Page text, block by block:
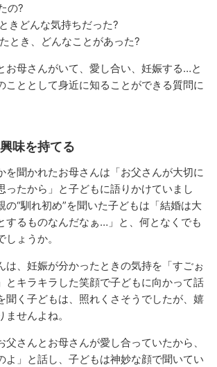
の?
きどんな気持ちだった?
とき、どんなことがあった?
お母さんがいて、愛し合い、妊娠する…と
こととして身近に知ることができる質問に
味を持てる
を聞かれたお母さんは「お父さんが大切に
ったから」と子どもに語りかけていまし
の“馴れ初め”を聞いた子どもは「結婚は大
するものなんだなぁ…」と、何となくでも
ょうか。
は、妊娠が分かったときの気持を「すごぉ
とキラキラした笑顔で子どもに向かって話
聞く子どもは、照れくさそうでしたが、嬉
せんよね。
父さんとお母さんが愛し合っていたから、
よ」と話し、子どもは神妙な顔で聞いてい